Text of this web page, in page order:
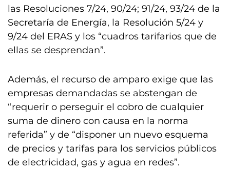
las Resoluciones 7/24, 90/24; 91/24, 93/24 de la
Secretaría de Energía, la Resolución 5/24 y
9/24 del ERAS y los “cuadros tarifarios que de
ellas se desprendan”.
Además, el recurso de amparo exige que las
empresas demandadas se abstengan de
“requerir o perseguir el cobro de cualquier
suma de dinero con causa en la norma
referida” y de “disponer un nuevo esquema
de precios y tarifas para los servicios públicos
de electricidad, gas y agua en redes”.